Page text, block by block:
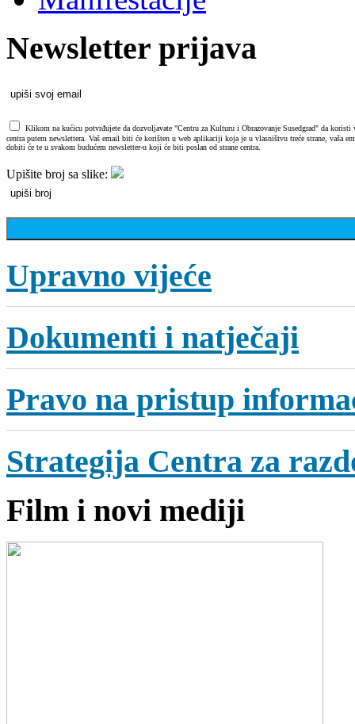
Newsletter prijava
Klikom na kućicu potvrđujete da dozvoljavate "Centru za Kulturu i Obrazovanje Susedgrad" da
centra putem newslettera. Vaš email biti će korišten u web aplikaciji koja je u vlasništvu treće strane,
dobiti će te u svakom budućem newsletter-u koji će biti poslan od strane centra.
Upišite broj sa slike:
Upravno vijeće
Dokumenti i natječaji
Pravo na pristup
Strategija Centra za
Film i novi mediji